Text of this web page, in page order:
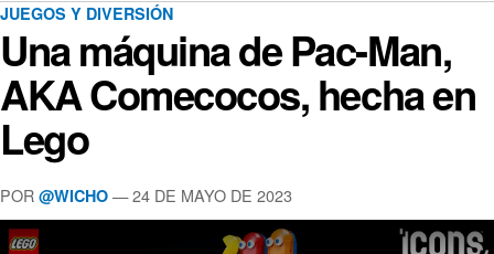
JUEGOS Y DIVERSIÓN
Una máquina de Pac-Man,
AKA Comecocos, hecha en
Lego
POR @WICHO — 24 DE MAYO DE 2023